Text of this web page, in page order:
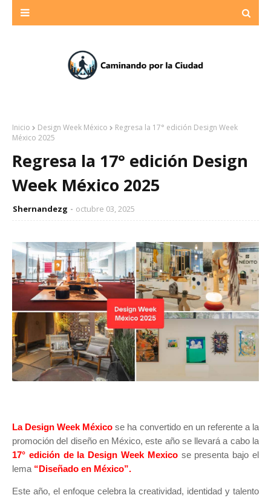
Inicio Design Week México
Regresa la 17° edición Design Week
México 2025
Regresa la 17° edición Design
Week México 2025
Shernandezg octubre 03, 2025
La Design Week México se ha convertido en un referente a la
promoción del diseño en México, este año se llevará a cabo la
17° edición de laDesign Week Mexicose presenta bajo el
lema “Diseñado en México”.
Este año, el enfoque celebra la creatividad, identidad y talento